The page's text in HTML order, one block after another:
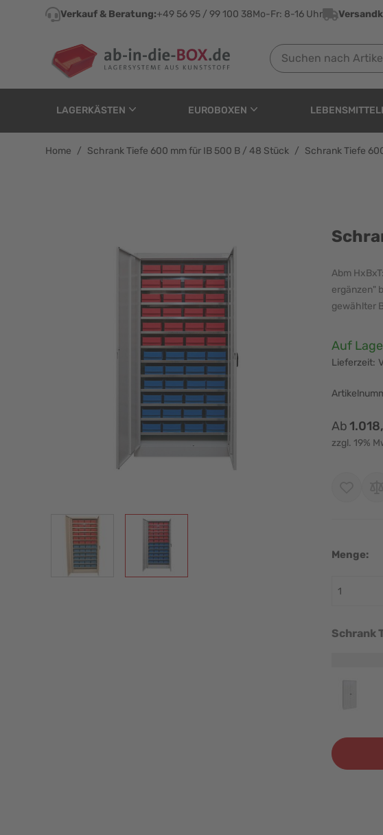
Direkt zum Inhalt
Verkauf & Beratung:+49 56 95 / 99 100 38Mo-Fr: 8-16 Uhr
Suchen nach
LAGERKÄSTEN EUROBOXEN
Home / Schrank Tiefe 600 mm für IB 500 B / 48 Stück / Schrank Tiefe
Schrank Tiefe 600 mm für
View larger imageView larger image
Abm
ergänzen"
gewählter
Auf
Lieferzeit:
Ab
zzgl. 19%
Menge:
Schrank